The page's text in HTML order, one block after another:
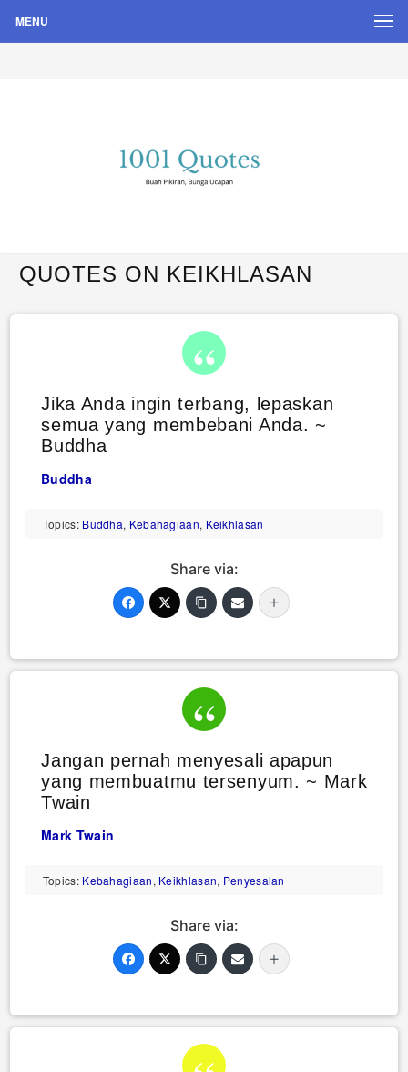
MENU
Quote Hari Puisi
QUOTES ON KEIKHLASAN
Jika Anda ingin terbang, lepaskan
semua yang membebani Anda. ~
Buddha
Buddha
Topics: Buddha, Kebahagiaan, Keikhlasan
Share via:
Jangan pernah menyesali apapun
yang membuatmu tersenyum. ~ Mark
Twain
Mark Twain
Topics: Kebahagiaan, Keikhlasan, Penyesalan
Share via: